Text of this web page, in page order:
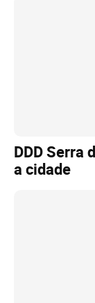
DDD Serra
a cidade